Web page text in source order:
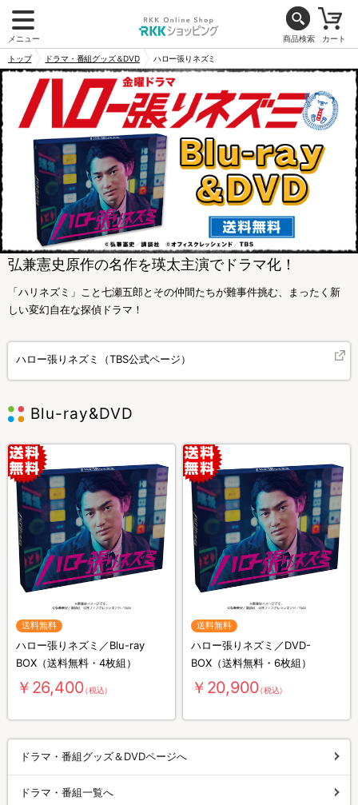
メニュー 商品検索 カート
トップ ドラマ・番組グッズ＆DVD ハロー張りネズミ
弘兼憲史原作の名作を瑛太主演でドラマ化！
「ハリネズミ」こと七瀬五郎とその仲間たちが難事件挑む、まったく新
しい変幻自在な探偵ドラマ！
ハロー張りネズミ（TBS公式ページ）
Blu-ray&DVD
送料無料
ハロー張りネズミ／Blu-ray
BOX（送料無料・4枚組）
￥26,400（税込）
送料無料
ハロー張りネズミ／DVD-
BOX（送料無料・6枚組）
￥20,900（税込）
ドラマ・番組グッズ＆DVDページへ
ドラマ・番組一覧へ